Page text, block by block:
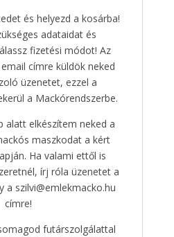
és helyezd a kosárba!
adataidat és
fizetési módot! Az
címre küldök neked
üzenetet, ezzel a
a Mackórendszerbe.
alatt elkészítem neked a
maszkodat a kért
Ha valami ettől is
írj róla üzenetet a
a szilvi@emlekmacko.hu
címre!
futárszolgálattal